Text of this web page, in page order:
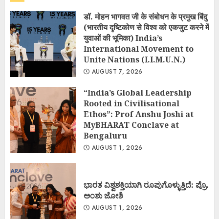
डॉ. मोहन भागवत जी के संबोधन के प्रमुख बिंदु
(भारतीय दृष्टिकोण से विश्व को एकजुट करने में
युवाओं की भूमिका) India’s
International Movement to
Unite Nations (I.I.M.U.N.)
AUGUST 7, 2026
“India’s Global Leadership
Rooted in Civilisational
Ethos”: Prof Anshu Joshi at
MyBHARAT Conclave at
Bengaluru
AUGUST 1, 2026
ಭಾರತ ವಿಶ್ವಶಕ್ತಿಯಾಗಿ ರೂಪುಗೊಳ್ಳುತ್ತಿದೆ: ಪ್ರೊ.
ಅಂಶು ಜೋಶಿ
AUGUST 1, 2026